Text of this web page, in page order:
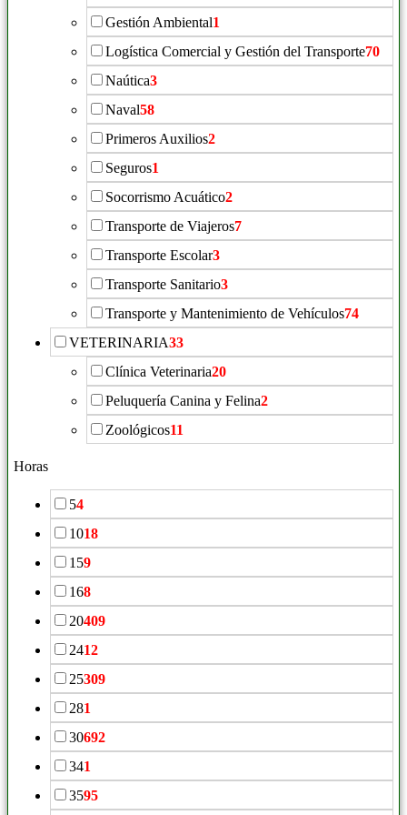
Gestión Ambiental1
Logística Comercial y Gestión del Transporte70
Naútica3
Naval58
Primeros Auxilios2
Seguros1
Socorrismo Acuático2
Transporte de Viajeros7
Transporte Escolar3
Transporte Sanitario3
Transporte y Mantenimiento de Vehículos74
VETERINARIA33
Clínica Veterinaria20
Peluquería Canina y Felina2
Zoológicos11
Horas
54
1018
159
168
20409
2412
25309
281
30692
341
3595